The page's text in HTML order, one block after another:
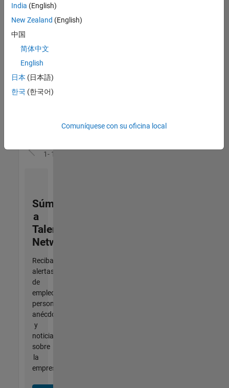
en su
zona.
Director, Software Pricing and Licensing Strategy
Licensing
US-MA-Natick
Experimentado
1- 1 de
Súmese
a
Talent
Network
Reciba
alertas
de
empleo
personalizadas,
anécdotas
y
noticias
sobre
la
empresa.
India (English)
New Zealand (English)
中国
简体中文
English
日本 (日本語)
한국 (한국어)
Comuníquese con su oficina local